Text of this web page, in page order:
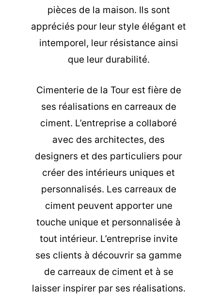
pièces de la maison. Ils sont
appréciés pour leur style élégant et
intemporel, leur résistance ainsi
que leur durabilité.
Cimenterie de la Tour est fière de
ses réalisations en carreaux de
ciment. L’entreprise a collaboré
avec des architectes, des
designers et des particuliers pour
créer des intérieurs uniques et
personnalisés. Les carreaux de
ciment peuvent apporter une
touche unique et personnalisée à
tout intérieur. L’entreprise invite
ses clients à découvrir sa gamme
de carreaux de ciment et à se
laisser inspirer par ses réalisations.